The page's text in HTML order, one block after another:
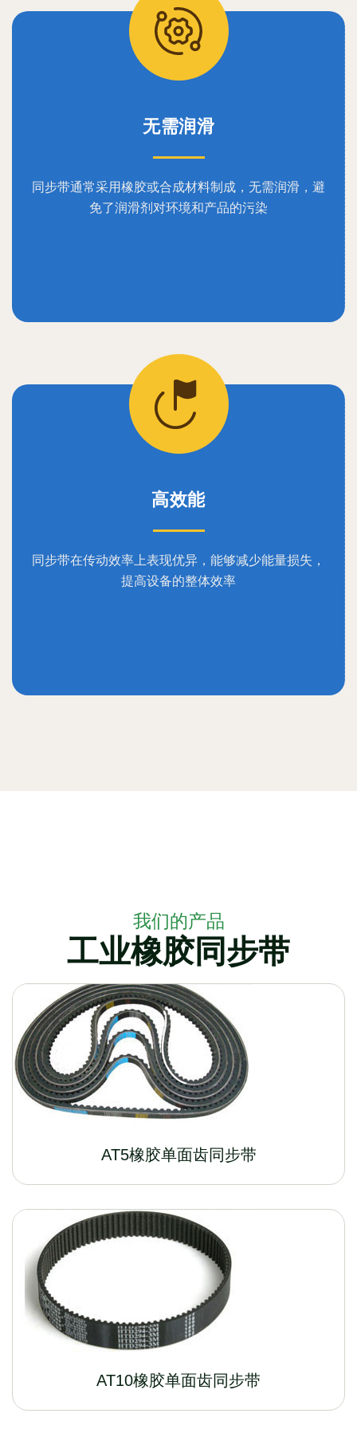
无需润滑
同步带通常采用橡胶或合成材料制成，无需润滑，避
免了润滑剂对环境和产品的污染
高效能
同步带在传动效率上表现优异，能够减少能量损失，
提高设备的整体效率
我们的产品
工业橡胶同步带
AT5橡胶单面齿同步带
AT10橡胶单面齿同步带